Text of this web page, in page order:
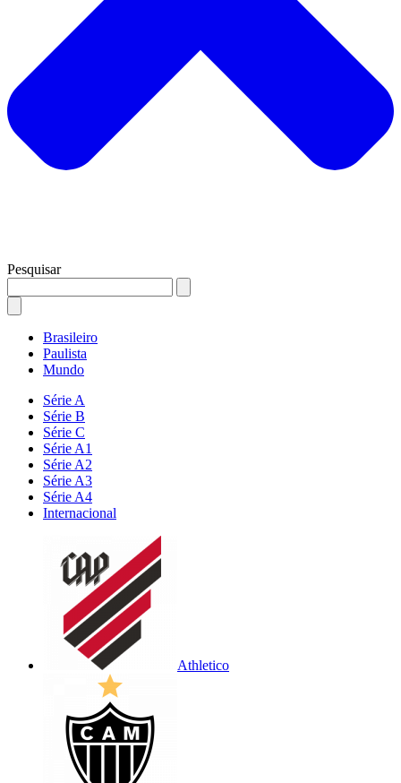
Pesquisar
Brasileiro
Paulista
Mundo
Série A
Série B
Série C
Série A1
Série A2
Série A3
Série A4
Internacional
Athletico